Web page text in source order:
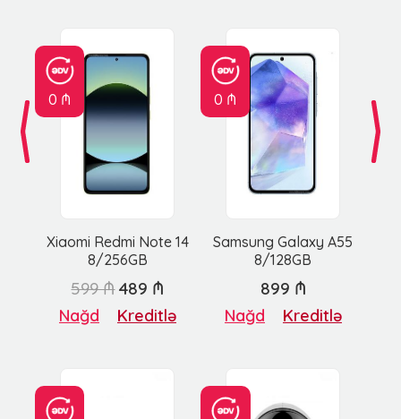
0 ₼
Xiaomi Redmi Note 14
8/256GB
0 ₼
Samsung Galaxy A55
8/128GB
599 ₼ 489 ₼
Nağd Kreditlə
899 ₼
Nağd Kreditlə